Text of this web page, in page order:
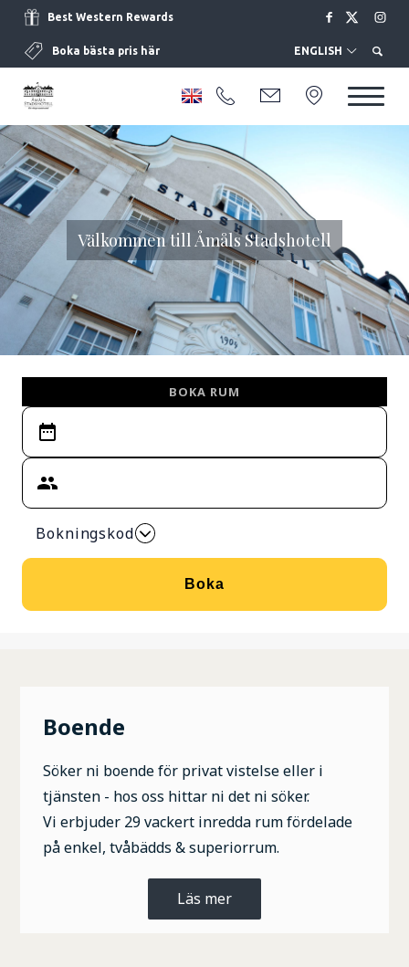
Best Western Rewards
Boka bästa pris här ENGLISH
Välkommen till Åmåls Stadshotell
BOKA RUM
Bokningskod
Boka
Boende
Söker ni boende för privat vistelse eller i
tjänsten - hos oss hittar ni det ni söker.
Vi erbjuder 29 vackert inredda rum fördelade
på enkel, tvåbädds & superiorrum.
Läs mer